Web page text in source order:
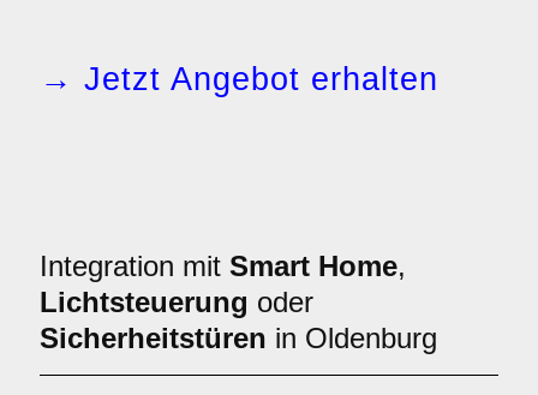
→ Jetzt Angebot erhalten
Integration mit Smart Home,
Lichtsteuerung oder
Sicherheitstüren in Oldenburg